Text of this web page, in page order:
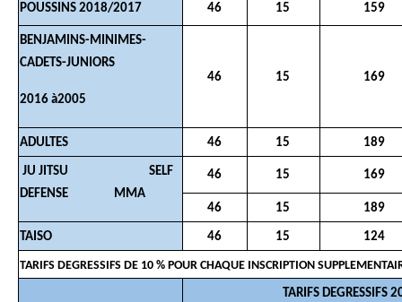
POUSSINS 2018/2017 46 15 159
BENJAMINS-MINIMES-
CADETS-JUNIORS
2016 à2005
46 15 169
ADULTES 46 15 189
JU JITSU SELF
DEFENSE MMA
46 15 169
46 15 189
TAISO 46 15 124
TARIFS DEGRESSIFS DE 10 % POUR CHAQUE INSCRIPTION
TARIFS DEGRESSIFS